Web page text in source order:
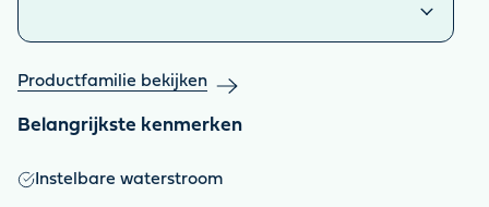
Productfamilie bekijken
Belangrijkste kenmerken
Instelbare waterstroom